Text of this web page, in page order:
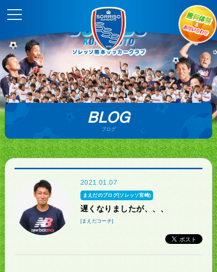
BLOG
ブログ
2021.01.07
まえだのブログ(ソレッソ宮崎)
遅くなりましたが、、、
[まえだコーチ]